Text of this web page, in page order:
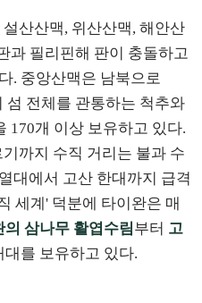
산산맥, 위산산맥, 해안산
과 필리핀해 판이 충돌하고
. 중앙산맥은 남북으로
섬 전체를 관통하는 척추와
170개 이상 보유하고 있다.
까지 수직 거리는 불과 수
대에서 고산 한대까지 급격
세계' 덕분에 타이완은 매
의 삼나무 활엽수림부터 고
를 보유하고 있다.